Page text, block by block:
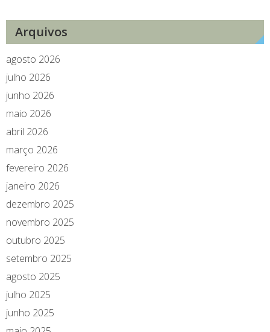
Arquivos
agosto 2026
julho 2026
junho 2026
maio 2026
abril 2026
março 2026
fevereiro 2026
janeiro 2026
dezembro 2025
novembro 2025
outubro 2025
setembro 2025
agosto 2025
julho 2025
junho 2025